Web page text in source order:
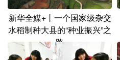
新华全媒+丨一个国家级杂交
水稻制种大县的“种业振兴”之
路